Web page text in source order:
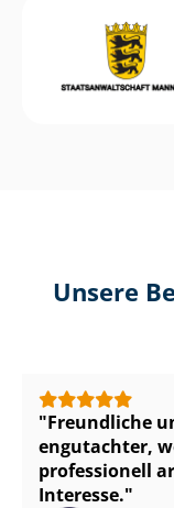
Unsere
Freundliche
en­gut­ach­ter,
professionell
Interesse.